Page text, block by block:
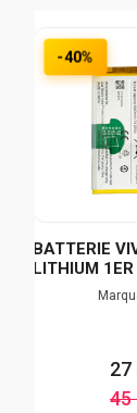
-40%
BATTERIE
LITHIUM
27
45